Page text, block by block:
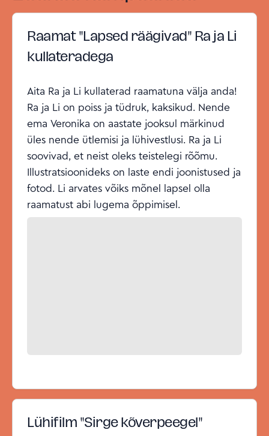
Raamat "Lapsed räägivad" Ra ja Li
kullateradega
Aita Ra ja Li kullaterad raamatuna välja anda!
Ra ja Li on poiss ja tüdruk, kaksikud. Nende
ema Veronika on aastate jooksul märkinud
üles nende ütlemisi ja lühivestlusi. Ra ja Li
soovivad, et neist oleks teistelegi rõõmu.
Illustratsioonideks on laste endi joonistused ja
fotod. Li arvates võiks mõnel lapsel olla
raamatust abi lugema õppimisel.
Lühifilm "Sirge kõverpeegel"